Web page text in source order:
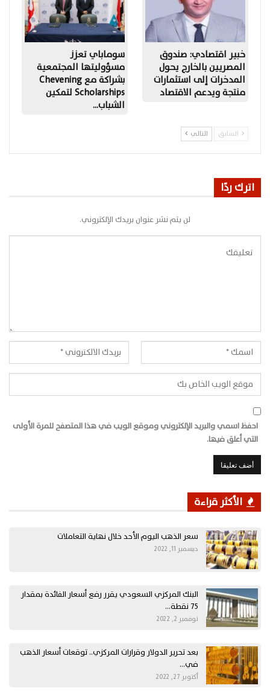
خبير اقتصادي: صندوق
المصريين بالخارج يحول
المدخرات إلى استثمارات
منتجة ويدعم الاقتصاد
سوماباي تعزز
مسؤوليتها المجتمعية
بشراكة مع Chevening
Scholarships لتمكين
الشباب…
السابق التالي
اترك ردًا
لن يتم نشر عنوان بريدك الإلكتروني.
احفظ اسمي والبريد الإلكتروني وموقع الويب في هذا المتصفح للمرة الأولى
التي أعلق فيها.
الأكثر قراءة
سعر الذهب اليوم الأحد خلال نهاية التعاملات
ديسمبر 11, 2022
البنك المركزي السعودي يقرر رفع أسعار الفائدة بمقدار
75 نقطة…
نوفمبر 2, 2022
بعد تحرير الدولار وقرارات المركزي.. توقعات أسعار الذهب
في…
أكتوبر 27, 2022